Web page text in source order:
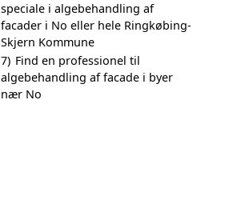
speciale i algebehandling af
facader i No eller hele Ringkøbing-
Skjern Kommune
7) Find en professionel til
algebehandling af facade i byer
nær No